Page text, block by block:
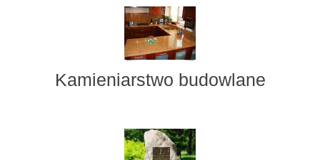
Kamieniarstwo budowlane